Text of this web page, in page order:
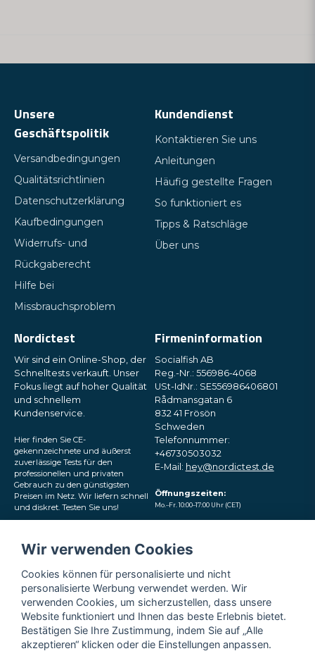
Unsere
Geschäftspolitik
Versandbedingungen
Qualitätsrichtlinien
Datenschutzerklärung
Kaufbedingungen
Widerrufs- und
Rückgaberecht
Hilfe bei
Missbrauchsproblem
Kundendienst
Kontaktieren Sie uns
Anleitungen
Häufig gestellte Fragen
So funktioniert es
Tipps & Ratschläge
Über uns
Nordictest
Wir sind ein Online-Shop, der
Schnelltests verkauft. Unser
Fokus liegt auf hoher Qualität
und schnellem
Kundenservice.
Hier finden Sie CE-
gekennzeichnete und äußerst
zuverlässige Tests für den
professionellen und privaten
Gebrauch zu den günstigsten
Preisen im Netz. Wir liefern schnell
und diskret. Testen Sie uns!
sozialen Medien
Firmeninformation
Socialfish AB
Reg.-Nr.: 556986-4068
USt-IdNr.: SE556986406801
Rådmansgatan 6
832 41 Frösön
Schweden
Telefonnummer:
+46730503032
E-Mail: hey@nordictest.de
Öffnungszeiten:
Mo.–Fr. 10:00–17:00 Uhr (CET)
Wir verwenden Cookies
Cookies können für personalisierte und nicht
personalisierte Werbung verwendet werden. Wir
verwenden Cookies, um sicherzustellen, dass unsere
Website funktioniert und Ihnen das beste Erlebnis bietet.
Bestätigen Sie Ihre Zustimmung, indem Sie auf „Alle
akzeptieren“ klicken oder die Einstellungen anpassen.